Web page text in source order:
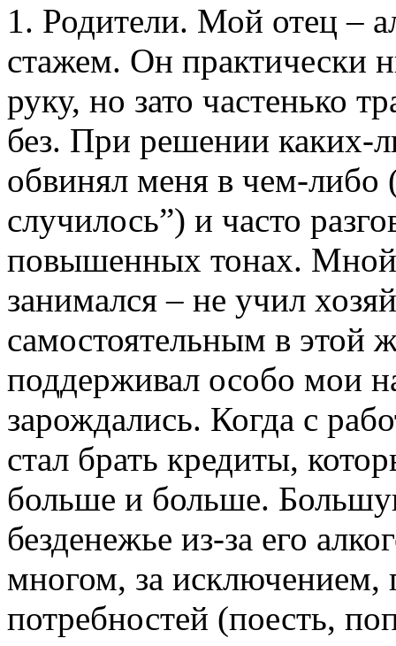
1. Родители. Мой отец –
стажем. Он практически
руку, но зато частенько
без. При решении каких-
обвинял меня в чем-либо
случилось”) и часто
повышенных тонах.
занимался – не учил
самостоятельным в этой
поддерживал особо мои
зарождались. Когда с
стал брать кредиты,
больше и больше.
безденежье из-за его
многом, за
потребностей (поесть,